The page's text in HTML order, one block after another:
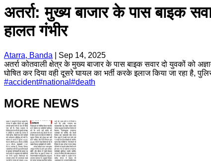
अतर्रा: मुख्य बाजार के पास बाइक
हालत गंभीर
Atarra, Banda
Sep 14, 2025
अतर्रा कोतवाली क्षेत्र के मुख्य बाजार के पास बाइक सवार दो युवकों को
घोषित कर दिया वही दूसरे घायल का भर्ती करके इलाज किया जा रहा है,
#accident#national #death
MORE NEWS